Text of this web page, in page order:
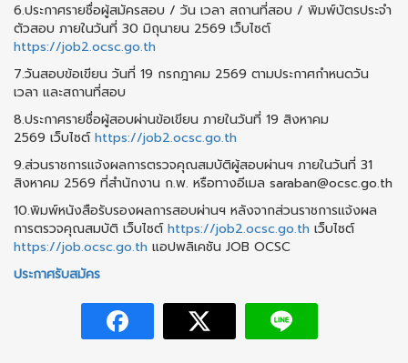
6.ประกาศรายชื่อผู้สมัครสอบ / วัน เวลา สถานที่สอบ / พิมพ์บัตรประจำ
ตัวสอบ ภายในวันที่ 30 มิถุนายน 2569 เว็บไซต์
https://job2.ocsc.go.th
7.วันสอบข้อเขียน วันที่ 19 กรกฎาคม 2569 ตามประกาศกำหนดวัน
เวลา และสถานที่สอบ
8.ประกาศรายชื่อผู้สอบผ่านข้อเขียน ภายในวันที่ 19 สิงหาคม
2569 เว็บไซต์https://job2.ocsc.go.th
9.ส่วนราชการแจ้งผลการตรวจคุณสมบัติผู้สอบผ่านฯ ภายในวันที่ 31
สิงหาคม 2569 ที่สำนักงาน ก.พ. หรือทางอีเมล saraban@ocsc.go.th
10.พิมพ์หนังสือรับรองผลการสอบผ่านฯ หลังจากส่วนราชการแจ้งผล
การตรวจคุณสมบัติ เว็บไซต์https://job2.ocsc.go.th เว็บไซต์
https://job.ocsc.go.th แอปพลิเคชัน JOB OCSC
ประกาศรับสมัคร